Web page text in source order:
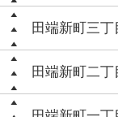
田端新町三丁
田端新町二丁